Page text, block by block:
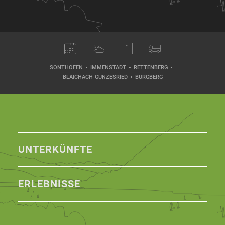
SONTHOFEN IMMENSTADT
RETTENBERG
BLAICHACH-GUNZESRIED
BURGBERG
UNTERKÜNFTE
ERLEBNISSE